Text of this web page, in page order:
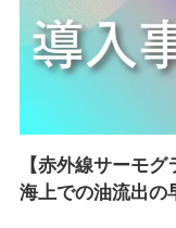
【赤外線サーモグ
海上での油流出の